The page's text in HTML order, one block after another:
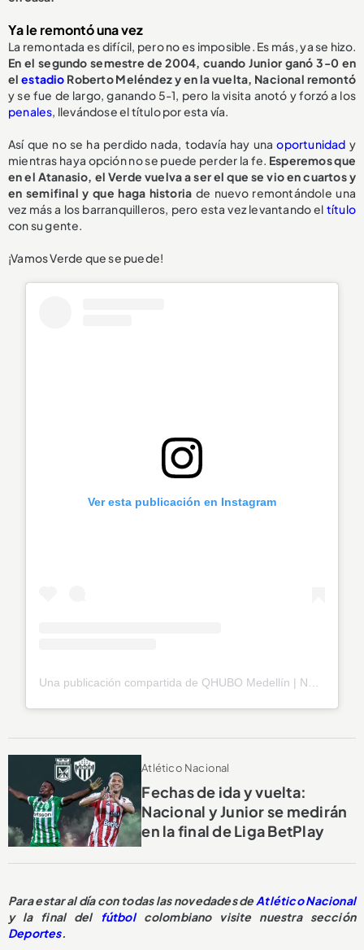
Ya le remontó una vez
La remontada es difícil, pero no es imposible. Es más, ya se hizo.
En el segundo semestre de 2004, cuando Junior ganó 3-0 en
elestadio Roberto Meléndez y en la vuelta, Nacional remontó
y se fue de largo, ganando 5-1, pero la visita anotó y forzó a los
penales, llevándose el título por esta vía.
Así que no se ha perdido nada, todavía hay unaoportunidad y
mientras haya opción no se puede perder la fe. Esperemos que
en el Atanasio, el Verde vuelva a ser el que se vio en cuartos y
en semifinal y que haga historia de nuevo remontándole una
vez más a los barranquilleros, pero esta vez levantando el título
con su gente.
¡Vamos Verde que se puede!
Ver esta publicación en Instagram
Atlético Nacional
Fechas de ida y vuelta:
Nacional y Junior se medirán
en la final de Liga BetPlay
Para estar al día con todas las novedades deAtlético Nacional
y la final del
fútbol colombiano visite nuestra sección
Deportes.